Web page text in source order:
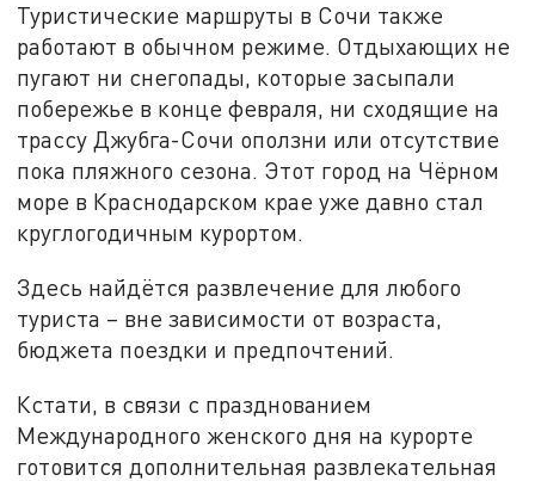
Туристические маршруты в Сочи также
работают в обычном режиме. Отдыхающих не
пугают ни снегопады, которые засыпали
побережье в конце февраля, ни сходящие на
трассу Джубга-Сочи оползни или отсутствие
пока пляжного сезона. Этот город на Чёрном
море в Краснодарском крае уже давно стал
круглогодичным курортом.
Здесь найдётся развлечение для любого
туриста – вне зависимости от возраста,
бюджета поездки и предпочтений.
Кстати, в связи с празднованием
Международного женского дня на курорте
готовится дополнительная развлекательная